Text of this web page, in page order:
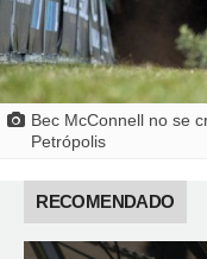
Bec McConnell no se
Petrópolis
RECOMENDADO